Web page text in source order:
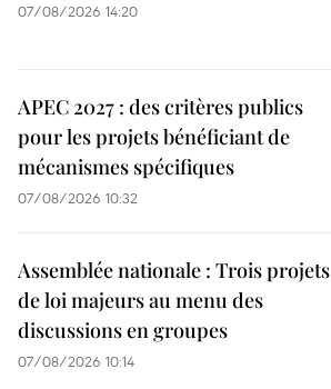
07/08/2026 14:20
APEC 2027 : des critères publics
pour les projets bénéficiant de
mécanismes spécifiques
07/08/2026 10:32
Assemblée nationale : Trois projets
de loi majeurs au menu des
discussions en groupes
07/08/2026 10:14